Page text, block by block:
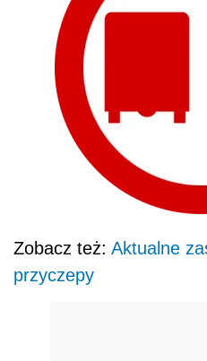
Zobacz też: Aktualne
przyczepy